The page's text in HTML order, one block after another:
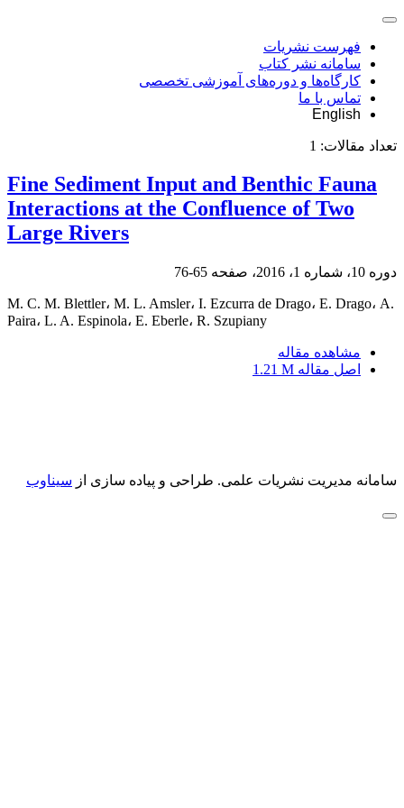
فهرست نشریات
سامانه نشر کتاب
کارگاه‌ها و دوره‌های آموزشی تخصصی
تماس با ما
English
تعداد مقالات: 1
Fine Sediment Input and Benthic Fauna
Interactions at the Confluence of Two
Large Rivers
دوره 10، شماره 1، 2016، صفحه 65-76
M. C. M. Blettler، M. L. Amsler، I. Ezcurra de Drago، E. Drago، A.
Paira، L. A. Espinola، E. Eberle، R. Szupiany
مشاهده مقاله
اصل مقاله 1.21 M
سامانه مدیریت نشریات علمی. طراحی و پیاده سازی از سیناوب